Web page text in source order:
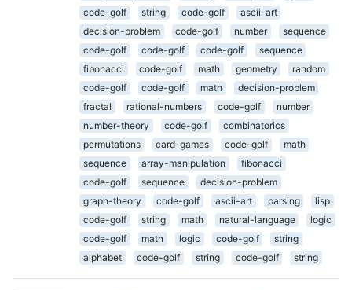
code-golf
string code-golf
ascii-art
decision-problem
code-golf number
sequence
code-golf
code-golf code-golf
sequence
fibonacci
code-golf math geometry
random
code-golf
code-golf math
decision-problem
fractal
rational-numbers code-golf
number
number-theory
code-golf
combinatorics
permutations
card-games code-golf
math
sequence
array-manipulation
fibonacci
code-golf
sequence
decision-problem
graph-theory
code-golf ascii-art parsing
lisp
code-golf
string math natural-language
logic
code-golf
math logic code-golf
string
alphabet
code-golf string code-golf string